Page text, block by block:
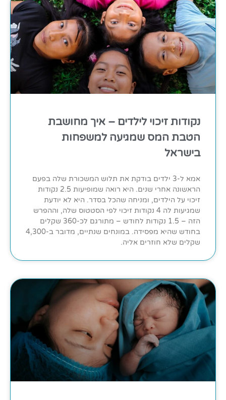
נקודות זיכוי לילדים – איך מחושבת
הטבת המס שמגיעה למשפחות
בישראל
אמא ל-3 ילדים בודקת את תלוש המשכורת שלה בפעם
הראשונה אחרי שנים. היא רואה שמופיעות 2.5 נקודות
זיכוי על הילדים, ומניחה שהכל בסדר. היא לא יודעת
שמגיעות לה 4 נקודות זיכוי לפי הסטטוס שלה, וההפרש
הזה – 1.5 נקודות לחודש – מתורגם לכ-360 שקלים
בחודש שהיא מפסידה. במונחים שנתיים, מדובר ב-4,300
שקלים שלא חוזרים אליה.